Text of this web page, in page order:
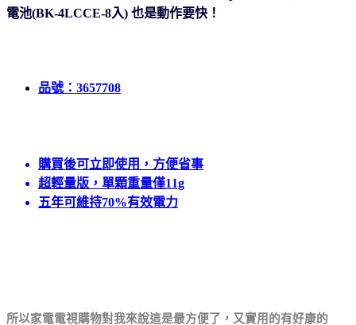
電池(BK-4LCCE-8入) 也是動作要快 ！
品號：3657708
購買後可立即使用，方便省事
超輕量版，單顆重量僅11g
五年可維持70%有效電力
所以家電電視購物對我來說這是最方便了， 又實用的有好康的